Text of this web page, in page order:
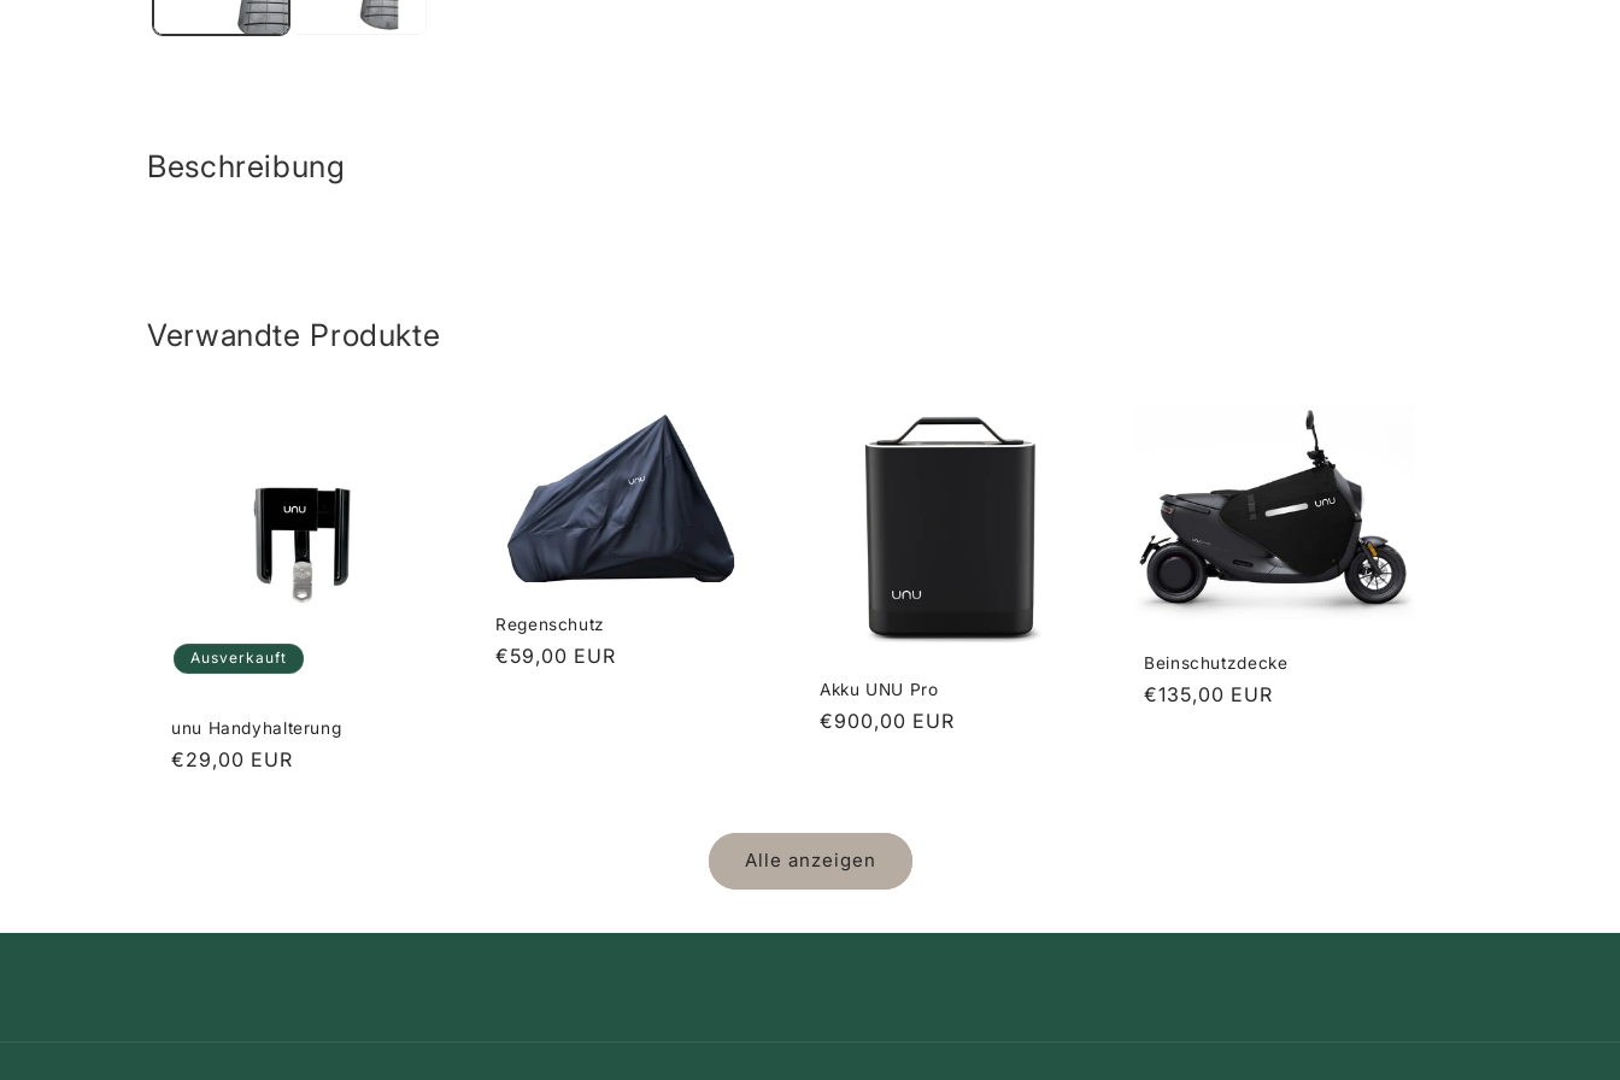
Beschreibung
Verwandte Produkte
Ausverkauft
unu Handyhalterung
Normaler
€29,00 EUR
Regenschutz
Normaler
€59,00 EUR
Akku UNU Pro
Normaler
€900,00 EUR
Beinschutzdecke
Normaler
€135,00 EUR
Alle anzeigen